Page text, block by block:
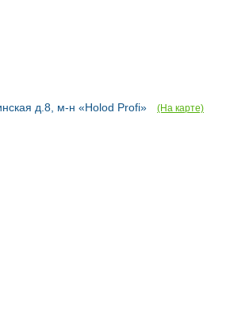
д.8, м-н «Holod Profi»(На карте)